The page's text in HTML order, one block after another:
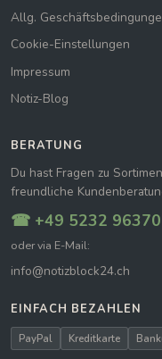
Allg.
Cookie-Einstellungen
Impressum
Notiz-Blog
BERATUNG
Du hast Fragen zu
freundliche
☎ +49 5232
oder via E-Mail:
info@notizblock24.ch
EINFACH BEZAHLEN
PayPal Kreditkarte